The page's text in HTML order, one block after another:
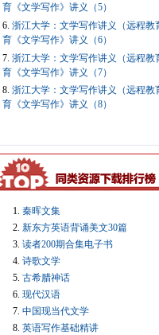
育《文学写作》讲义（5）
6. 浙江大学：文学写作讲义（远程教
育《文学写作》讲义（6）
7. 浙江大学：文学写作讲义（远程教
育《文学写作》讲义（7）
8. 浙江大学：文学写作讲义（远程教
育《文学写作》讲义（8）
秦晖文集
新东方英语背诵美文30篇
读者200期合集电子书
诗歌文学
古希腊神话
现代汉语
中国现当代文学
英语写作基础精讲